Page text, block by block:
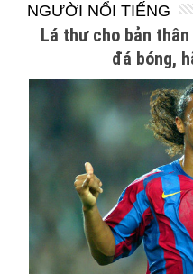
NGƯỜI NỔI TIẾNG
Lá thư cho bản
đá bóng,